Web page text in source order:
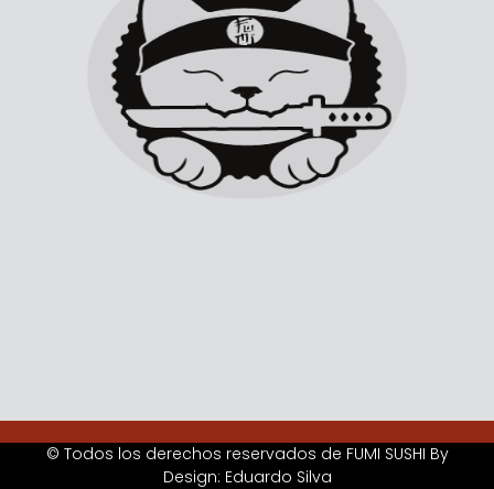
© Todos los derechos reservados de FUMI SUSHI By
Design: Eduardo Silva